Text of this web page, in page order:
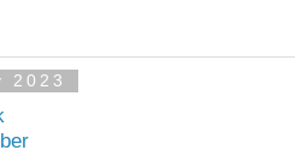
2023